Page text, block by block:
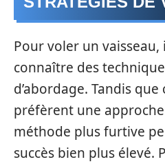
Pour voler un
connaître des
d’abordage. Tandis
préfèrent une
méthode plus furtive
succès bien plus élevé.